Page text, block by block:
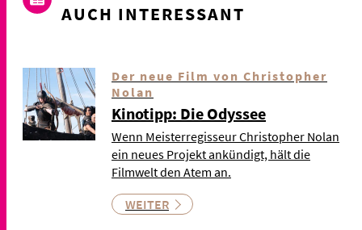
AUCH INTERESSANT
Der neue Film von Christopher
Nolan
Kinotipp: Die Odyssee
Wenn Meisterregisseur Christopher Nolan
ein neues Projekt ankündigt, hält die
Filmwelt den Atem an.
WEITER